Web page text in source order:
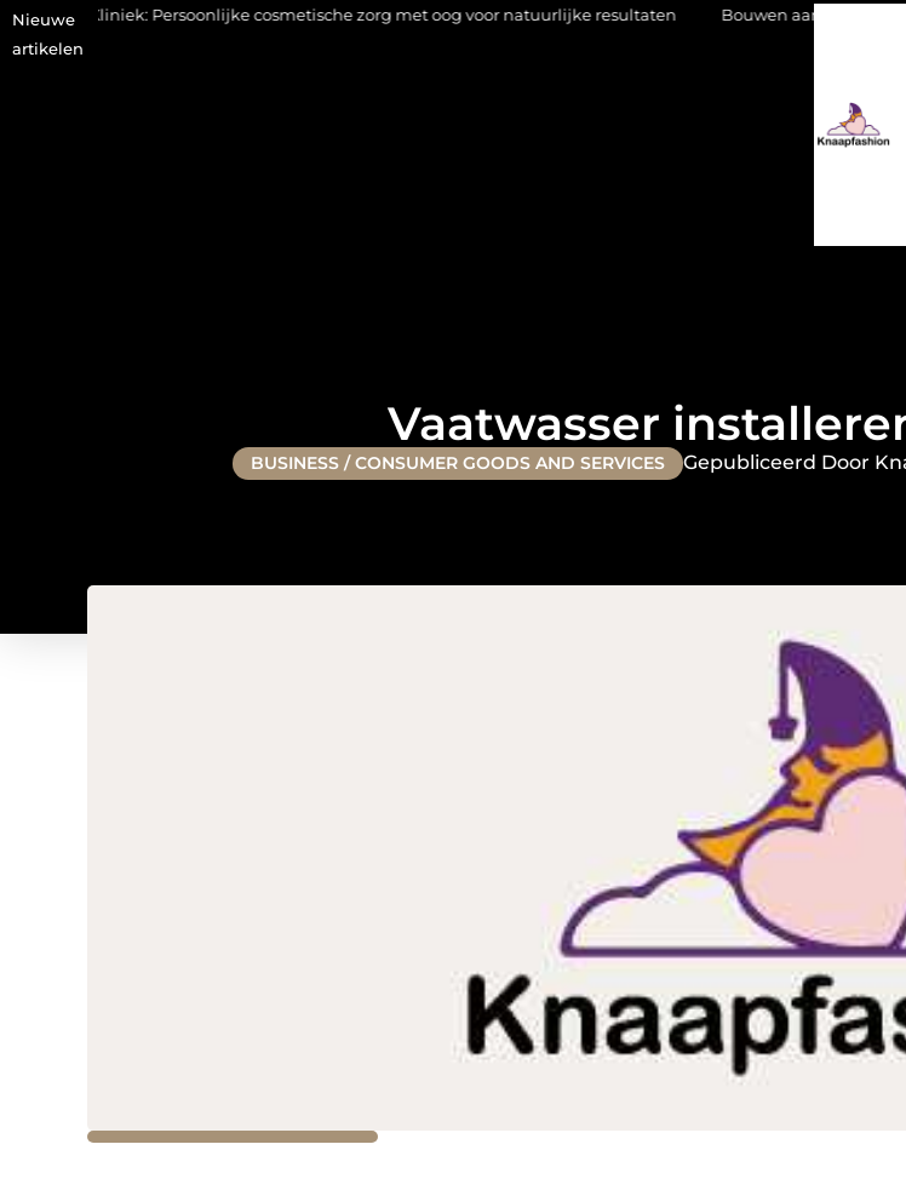
Nieuwe
artikelen
Persoonlijke cosmetische zorg met oog voor natuurlijke resultaten Bouwen aan een luxueuze
Vaatwasser
BUSINESS / CONSUMER GOODS AND SERVICES Gepubliceerd Door